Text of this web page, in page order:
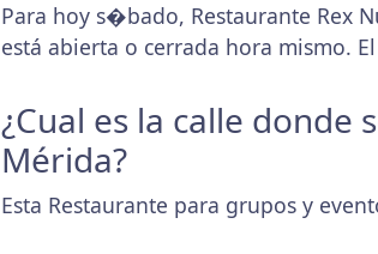
Para hoy s�bado, Restaurante Rex
está abierta o cerrada hora mismo.
¿Cual es la calle donde
Mérida?
Esta Restaurante para grupos y